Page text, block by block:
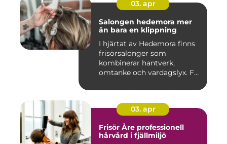
03. apr
Salongen hedemora mer
än bara en klippning
I hjärtat av Hedemora finns
frisörsalonger som
kombinerar hantverk,
omtanke och vardagslyx. För
03. apr
Frisör Åre professionell
hårvård i fjällmiljö